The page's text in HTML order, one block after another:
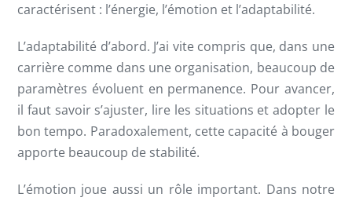
caractérisent : l’énergie, l’émotion et l’adaptabilité.
L’adaptabilité d’abord. J’ai vite compris que, dans une
carrière comme dans une organisation, beaucoup de
paramètres évoluent en permanence. Pour avancer,
il faut savoir s’ajuster, lire les situations et adopter le
bon tempo. Paradoxalement, cette capacité à bouger
apporte beaucoup de stabilité.
L’émotion joue aussi un rôle important. Dans notre